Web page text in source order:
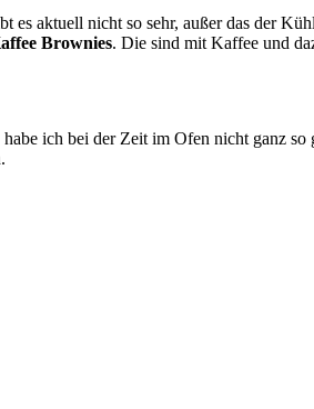
aktuell nicht so sehr, außer das der
Brownies. Die sind mit Kaffee und
ich bei der Zeit im Ofen nicht ganz so